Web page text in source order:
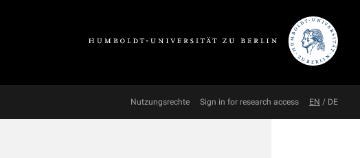
Nutzungsrechte Sign in for research access EN / DE